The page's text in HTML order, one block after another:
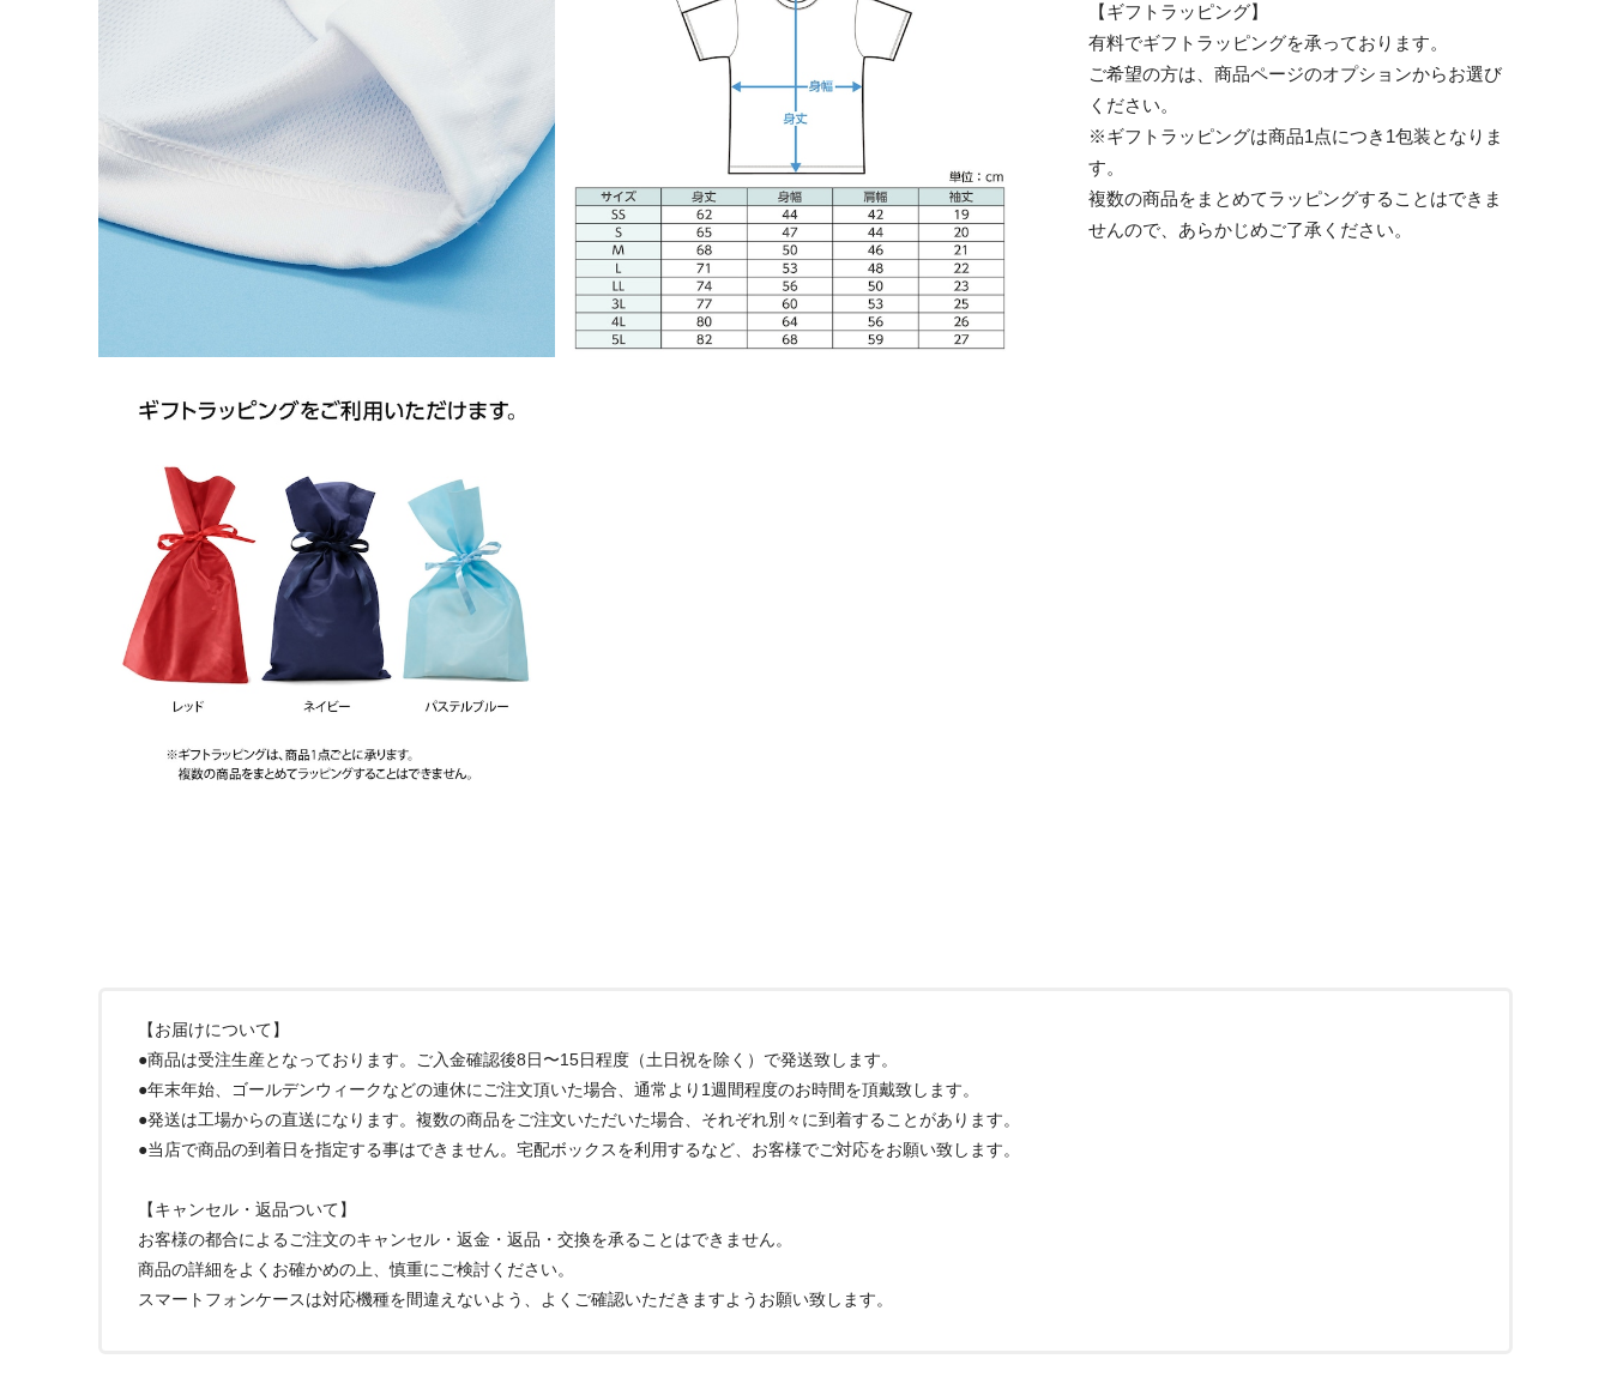
【ギフトラッピング】
有料でギフトラッピングを承っております。
ご希望の方は、商品ページのオプションからお選び
ください。
※ギフトラッピングは商品1点につき1包装となりま
す。
複数の商品をまとめてラッピングすることはできま
せんので、あらかじめご了承ください。
【お届けについて】
●商品は受注生産となっております。ご入金確認後8日〜15日程度（土日祝を除く）で発送致します。
●年末年始、ゴールデンウィークなどの連休にご注文頂いた場合、通常より1週間程度のお時間を頂戴致します。
●発送は工場からの直送になります。複数の商品をご注文いただいた場合、それぞれ別々に到着することがあります。
●当店で商品の到着日を指定する事はできません。宅配ボックスを利用するなど、お客様でご対応をお願い致します。
【キャンセル・返品ついて】
お客様の都合によるご注文のキャンセル・返金・返品・交換を承ることはできません。
商品の詳細をよくお確かめの上、慎重にご検討ください。
スマートフォンケースは対応機種を間違えないよう、よくご確認いただきますようお願い致します。